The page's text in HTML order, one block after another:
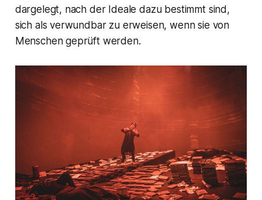
dargelegt, nach der Ideale dazu bestimmt sind,
sich als verwundbar zu erweisen, wenn sie von
Menschen geprüft werden.